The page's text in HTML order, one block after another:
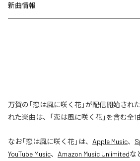
新曲情報
万賀の「恋は風に咲く花」が配信開始され
れた楽曲は、「恋は風に咲く花」を含む全1
なお「恋は風に咲く花」は、 Apple Music、
YouTube Music、 Amazon Music Unlimitedな